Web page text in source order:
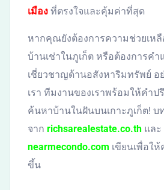
เมือง ที่ตรงใจและคุ้มค่าที่สุด
หากคุณยังต้องการความช่วยเหลื
บ้านเช่าในภูเก็ต หรือต้องการคำ
เชี่ยวชาญด้านอสังหาริมทรัพย์ อ
เรา ทีมงานของเราพร้อมให้คำ
ค้นหาบ้านในฝันบนเกาะภูเก็ต! บ
จาก richsarealestate.co.th และ
nearmecondo.com เขียนเพื่อใ
ขึ้น